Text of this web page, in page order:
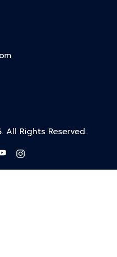
All Rights Reserved.